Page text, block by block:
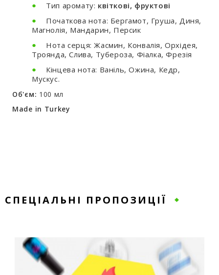
Тип аромату: квіткові, фруктові
Початкова нота: Бергамот, Груша, Диня,
Магнолія, Мандарин, Персик
Нота серця: Жасмин, Конвалія, Орхідея,
Троянда, Слива, Тубероза, Фіалка, Фрезія
Кінцева нота: Ваніль, Ожина, Кедр,
Мускус.
Об'єм: 100 мл
Made in Turkey
СПЕЦІАЛЬНІ ПРОПОЗИЦІЇ